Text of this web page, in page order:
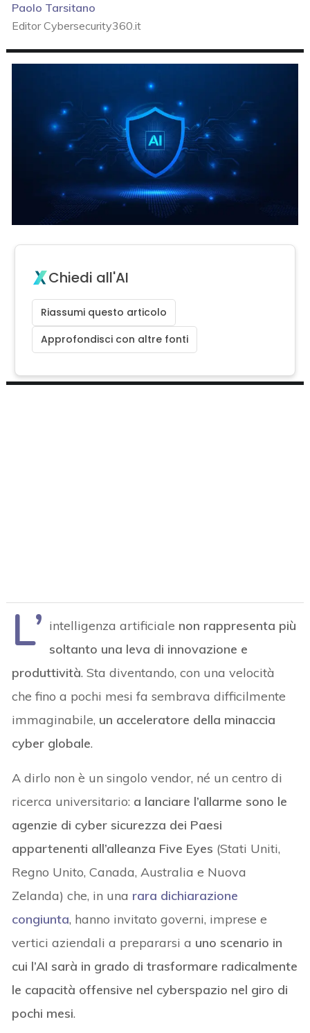
Paolo Tarsitano
Editor Cybersecurity360.it
Chiedi all'AI
Riassumi questo articolo
Approfondisci con altre fonti
L’ intelligenza artificiale non rappresenta più
soltanto una leva di innovazione e
produttività. Sta diventando, con una velocità
che fino a pochi mesi fa sembrava difficilmente
immaginabile, un acceleratore della minaccia
cyber globale.
A dirlo non è un singolo vendor, né un centro di
ricerca universitario: a lanciare l’allarme sono le
agenzie di cyber sicurezza dei Paesi
appartenenti all’alleanza Five Eyes (Stati Uniti,
Regno Unito, Canada, Australia e Nuova
Zelanda) che, in una rara dichiarazione
congiunta, hanno invitato governi, imprese e
vertici aziendali a prepararsi a uno scenario in
cui l’AI sarà in grado di trasformare radicalmente
le capacità offensive nel cyberspazio nel giro di
pochi mesi.